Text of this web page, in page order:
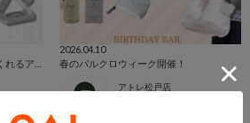
2026.04.10
春のパルクロウィーク開催！
アトレ松戸店